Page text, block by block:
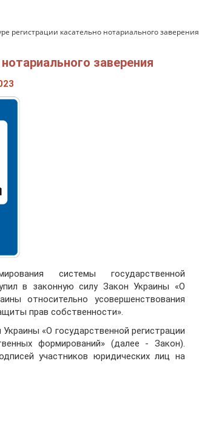
регистрации касательно нотариального заверения
заверения
системы государственной
в законную силу Закон Украины «О
относительно усовершенствования
прав собственности».
«О государственной регистрации
формирований» (далее - Закон).
участников юридических лиц на